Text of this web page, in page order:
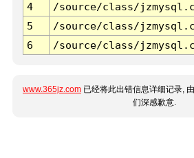
4
/source/class/
5
/source/class/
6
/source/class/
www.365jz.com 已经将此出错信息详细记录,
们深感歉意.